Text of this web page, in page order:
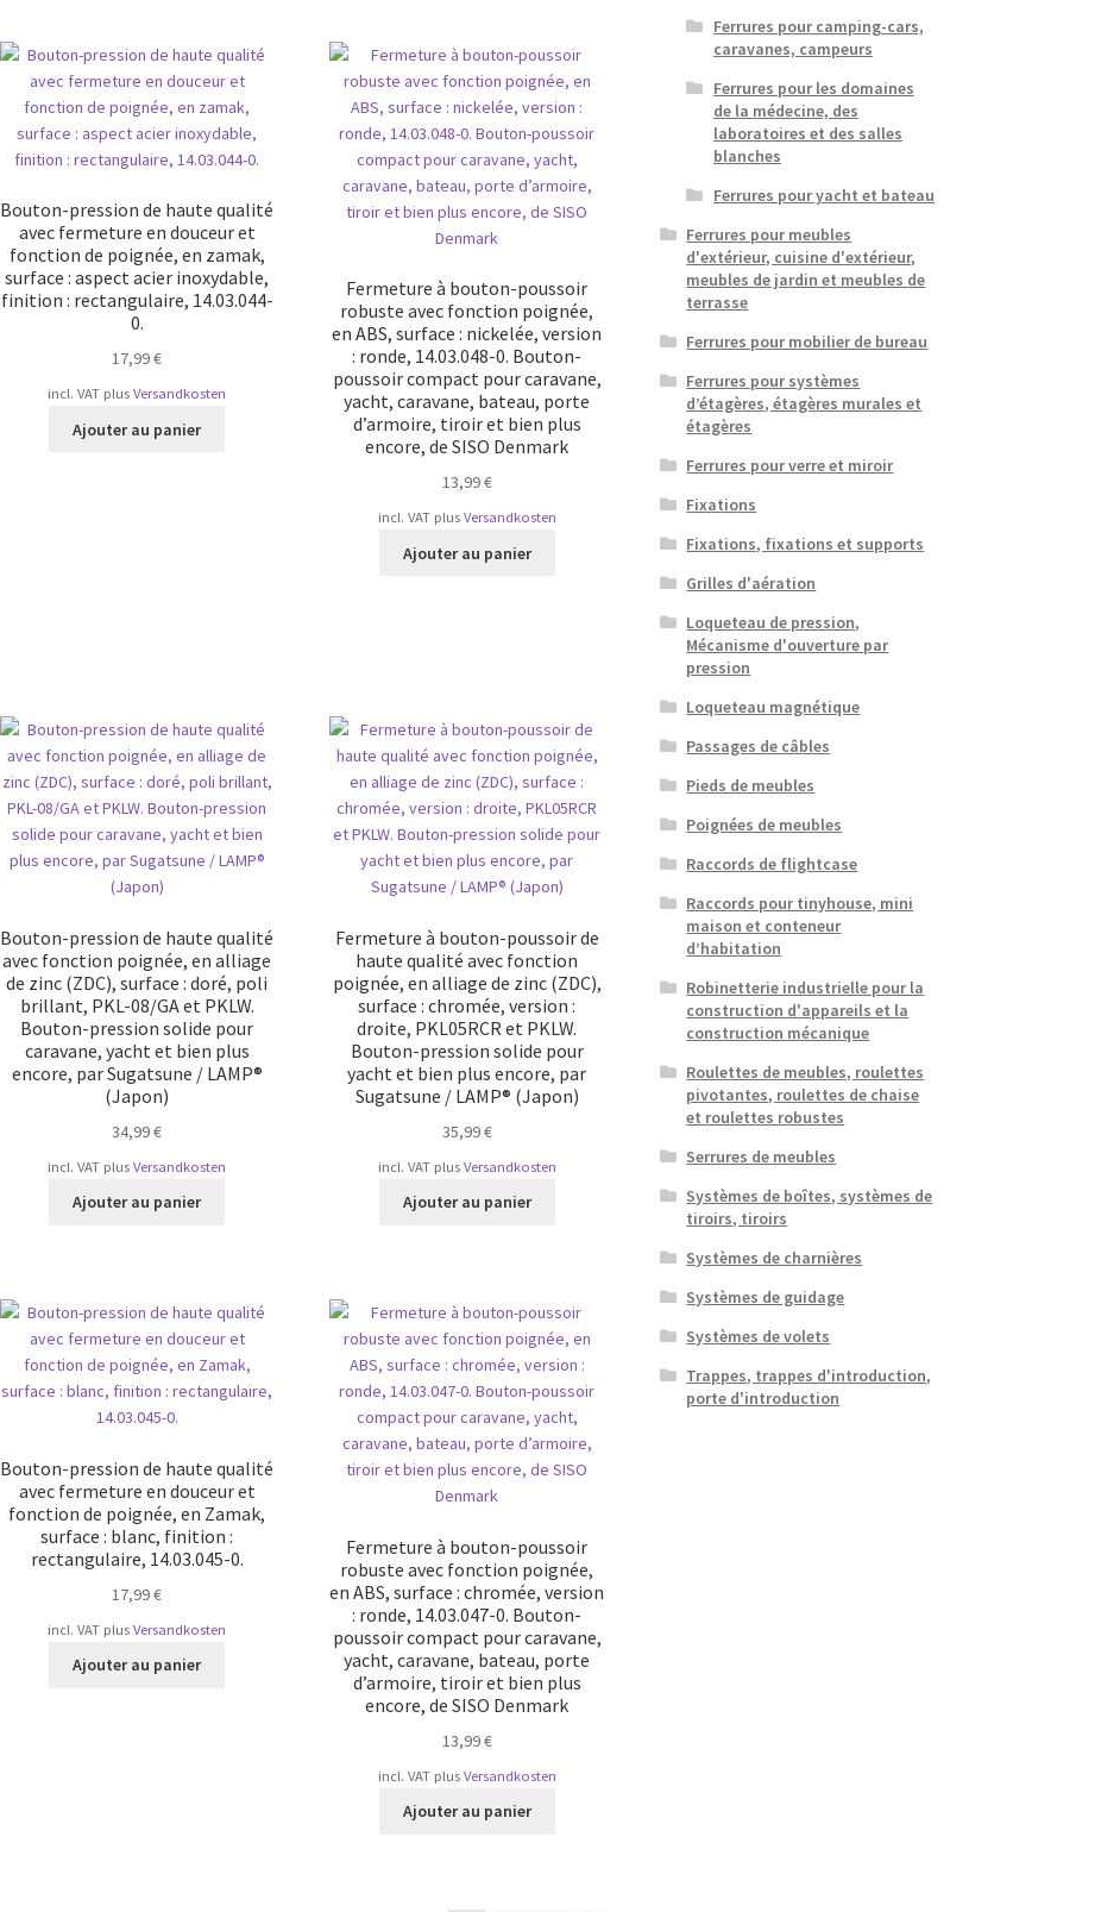
Bouton-pression de haute qualité
avec fermeture en douceur et
fonction de poignée, en zamak,
surface : aspect acier inoxydable,
finition : rectangulaire, 14.03.044-
0.
17,99€
incl. VAT plusVersandkosten
Ajouter au panier
Fermeture à bouton-poussoir
robuste avec fonction poignée,
en ABS, surface : nickelée, version
: ronde, 14.03.048-0. Bouton-
poussoir compact pour caravane,
yacht, caravane, bateau, porte
d’armoire, tiroir et bien plus
encore, de SISO Denmark
13,99€
incl. VAT plus Versandkosten
Ajouter au panier
Bouton-pression de haute qualité
avec fonction poignée, en alliage
de zinc (ZDC), surface : doré, poli
brillant, PKL-08/GA et PKLW.
Bouton-pression solide pour
caravane, yacht et bien plus
encore, par Sugatsune / LAMP®
(Japon)
34,99€
incl. VAT plusVersandkosten
Ajouter au panier
Fermeture à bouton-poussoir de
haute qualité avec fonction
poignée, en alliage de zinc (ZDC),
surface : chromée, version :
droite, PKL05RCR et PKLW.
Bouton-pression solide pour
yacht et bien plus encore, par
Sugatsune / LAMP® (Japon)
35,99€
incl. VAT plus Versandkosten
Ajouter au panier
Bouton-pression de haute qualité
avec fermeture en douceur et
fonction de poignée, en Zamak,
surface : blanc, finition :
rectangulaire, 14.03.045-0.
17,99€
incl. VAT plusVersandkosten
Ajouter au panier
Fermeture à bouton-poussoir
robuste avec fonction poignée,
en ABS, surface : chromée, version
: ronde, 14.03.047-0. Bouton-
poussoir compact pour caravane,
yacht, caravane, bateau, porte
d’armoire, tiroir et bien plus
encore, de SISO Denmark
13,99€
incl. VAT plus Versandkosten
Ajouter au panier
Ferrures pour camping-cars,
caravanes, campeurs
Ferrures pour les domaines
de la médecine, des
laboratoires et des salles
blanches
Ferrures pour yacht et bateau
Ferrures pour meubles
d'extérieur, cuisine d'extérieur,
meubles de jardin et meubles de
terrasse
Ferrures pour mobilier de bureau
Ferrures pour systèmes
d’étagères, étagères murales et
étagères
Ferrures pour verre et miroir
Fixations
Fixations, fixations et supports
Grilles d'aération
Loqueteau de pression,
Mécanisme d'ouverture par
pression
Loqueteau magnétique
Passages de câbles
Pieds de meubles
Poignées de meubles
Raccords de flightcase
Raccords pour tinyhouse, mini
maison et conteneur
d’habitation
Robinetterie industrielle pour la
construction d'appareils et la
construction mécanique
Roulettes de meubles, roulettes
pivotantes, roulettes de chaise
et roulettes robustes
Serrures de meubles
Systèmes de boîtes, systèmes de
tiroirs, tiroirs
Systèmes de charnières
Systèmes de guidage
Systèmes de volets
Trappes, trappes d'introduction,
porte d'introduction